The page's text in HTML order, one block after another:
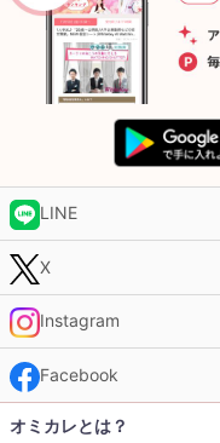
LINE
X
Instagram
Facebook
オミカレとは？